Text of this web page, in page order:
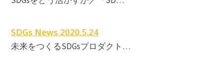
SDGs News 2020.5.24
未来をつくるSDGsプロダクト…